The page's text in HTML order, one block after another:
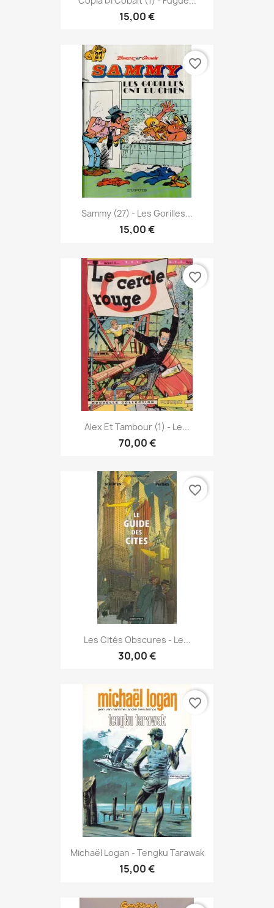
15,00 €
Sammy (27) - Les Gorilles...
15,00 €
favorite_border
Alex Et Tambour (1) - Le...
70,00 €
favorite_border
Les Cités Obscures - Le...
30,00 €
favorite_border
Michaël Logan - Tengku Tarawak
15,00 €
favorite_border